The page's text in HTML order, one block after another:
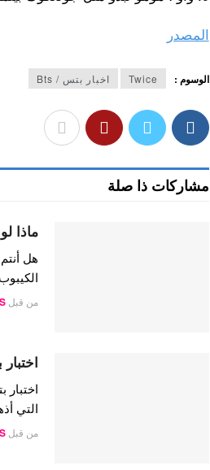
المصدر
الوسوم : Twice اخبار بتس / Bts
مشاركات ذا صلة
ماذا
هل
من قبل
اختبار بتس 2021 : صح / خطأ
التي
من قبل